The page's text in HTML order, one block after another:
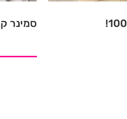
סמינר